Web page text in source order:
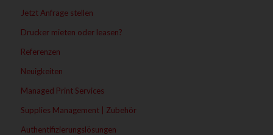
Jetzt Anfrage stellen
Drucker mieten oder leasen?
Referenzen
Neuigkeiten
Managed Print Services
Supplies Management | Zubehör
Authentifizierungslösungen